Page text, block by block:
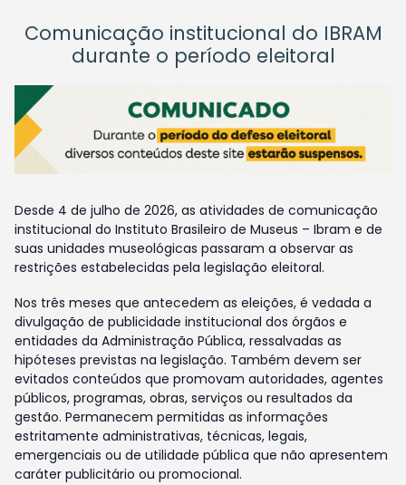
Comunicação institucional do IBRAM
durante o período eleitoral
Desde 4 de julho de 2026, as atividades de comunicação
institucional do Instituto Brasileiro de Museus – Ibram e de
suas unidades museológicas passaram a observar as
restrições estabelecidas pela legislação eleitoral.
Nos três meses que antecedem as eleições, é vedada a
divulgação de publicidade institucional dos órgãos e
entidades da Administração Pública, ressalvadas as
hipóteses previstas na legislação. Também devem ser
evitados conteúdos que promovam autoridades, agentes
públicos, programas, obras, serviços ou resultados da
gestão. Permanecem permitidas as informações
estritamente administrativas, técnicas, legais,
emergenciais ou de utilidade pública que não apresentem
caráter publicitário ou promocional.